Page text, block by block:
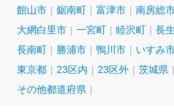
館山市
鋸南町 富津市 南房総
大網白里市
一宮町 睦沢町 長
長南町
勝浦市 鴨川市 いすみ
東京都
23区内 23区外 茨城県
その他都道府県